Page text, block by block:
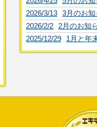
2026/3/13 3月のお
2026/2/2
2月のお知
2025/12/29
1月と年